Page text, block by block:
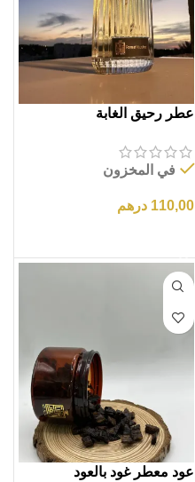
عطر رحيق الغابة
في المخزون
110,00 درهم
عود معطر غود بالعود